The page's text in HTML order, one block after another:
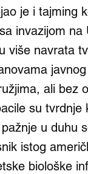
je i tajming
invazijom na
više navrata
ali bez
su tvrdnje
u duhu
istog
biološke